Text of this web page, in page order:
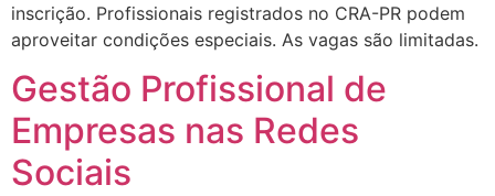
inscrição. Profissionais registrados no CRA-PR podem
aproveitar condições especiais. As vagas são limitadas.
Gestão Profissional de
Empresas nas Redes
Sociais